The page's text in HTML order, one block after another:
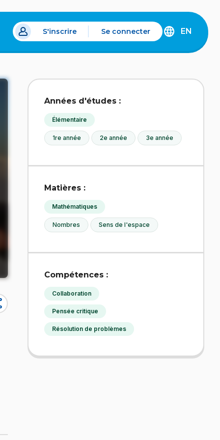
nouvel onglet.
S'inscrire Se connecter
DISCOVER
EN
Années d'études :
Élémentaire
1re année 2e année 3e année
Matières :
Mathématiques
Nombres Sens de l'espace
Compétences :
Collaboration
Pensée critique
Résolution de problèmes